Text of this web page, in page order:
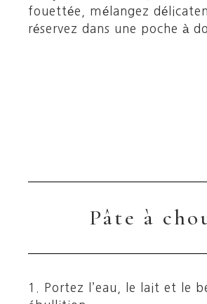
fouettée, mélangez
réservez dans une poche à
Pâte à
1. Portez l’eau, le lait et le